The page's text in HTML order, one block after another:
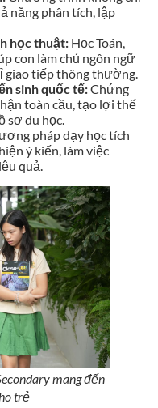
năng phân tích, lập
học thuật: Học Toán,
con làm chủ ngôn ngữ
giao tiếp thông thường.
sinh quốc tế:Chứng
toàn cầu, tạo lợi thế
sơ du học.
pháp dạy học tích
ý kiến, làm việc
quả.
mang đến
trẻ